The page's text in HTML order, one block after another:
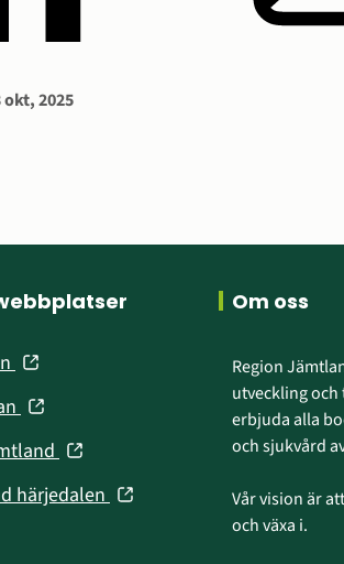
okt, 2025
(öppnas
nytt
fönster)
(öppnas
nytt
fönster)
(öppnas
nytt
härjedalen (öppnas
Om oss
Region
utveckling
erbjuda alla
och sjukvård
Vår vision är
och växa i.